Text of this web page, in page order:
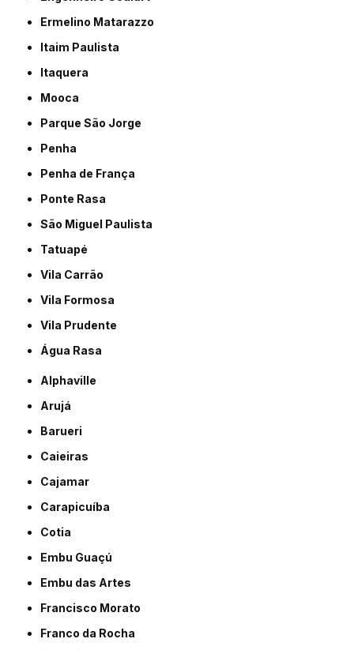
Ermelino Matarazzo
Itaim Paulista
Itaquera
Mooca
Parque São Jorge
Penha
Penha de França
Ponte Rasa
São Miguel Paulista
Tatuapé
Vila Carrão
Vila Formosa
Vila Prudente
Água Rasa
Alphaville
Arujá
Barueri
Caieiras
Cajamar
Carapicuíba
Cotia
Embu Guaçú
Embu das Artes
Francisco Morato
Franco da Rocha